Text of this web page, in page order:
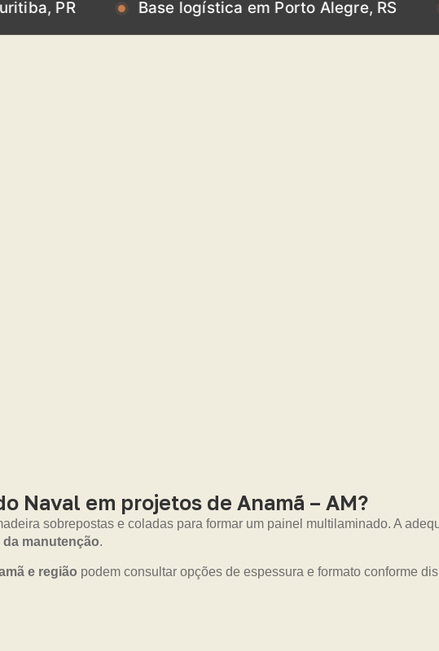
Base logística em Porto Alegre, RS Base
Naval em projetos de Anamã – AM?
sobrepostas e coladas para formar um painel multilaminado. A
manutenção.
e região podem consultar opções de espessura e formato conforme